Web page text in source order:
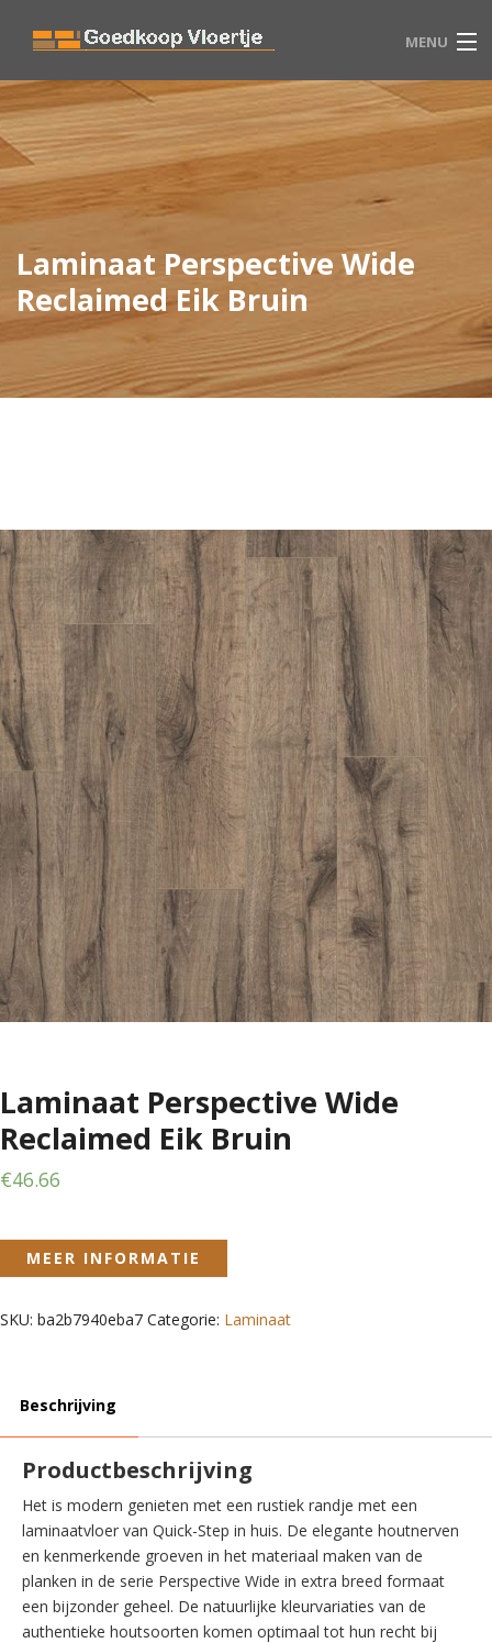
MENU
HOME
VLOEREN
WINKEL
BLOG
CONTACT
Laminaat Perspective Wide
Reclaimed Eik Bruin
Laminaat Perspective Wide
Reclaimed Eik Bruin
€46.66
MEER INFORMATIE
SKU: ba2b7940eba7 Categorie: Laminaat
Beschrijving
Productbeschrijving
Het is modern genieten met een rustiek randje met een
laminaatvloer van Quick-Step in huis. De elegante houtnerven
en kenmerkende groeven in het materiaal maken van de
planken in de serie Perspective Wide in extra breed formaat
een bijzonder geheel. De natuurlijke kleurvariaties van de
authentieke houtsoorten komen optimaal tot hun recht bij